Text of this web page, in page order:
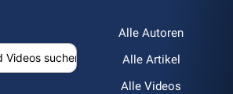
Alle Autoren
Alle Artikel
Alle Videos